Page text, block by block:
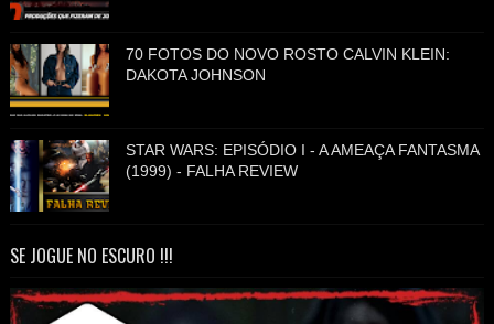
70 FOTOS DO NOVO ROSTO CALVIN KLEIN:
DAKOTA JOHNSON
STAR WARS: EPISÓDIO I - A AMEAÇA FANTASMA
(1999) - FALHA REVIEW
SE JOGUE NO ESCURO !!!